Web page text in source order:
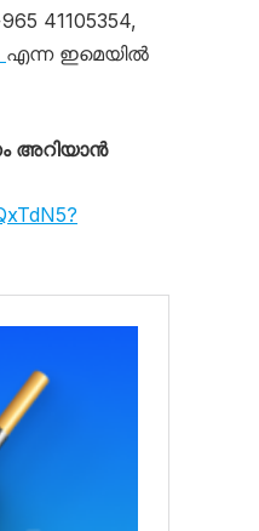
41105354,
എന്ന ഇമെയിൽ
അറിയാൻ